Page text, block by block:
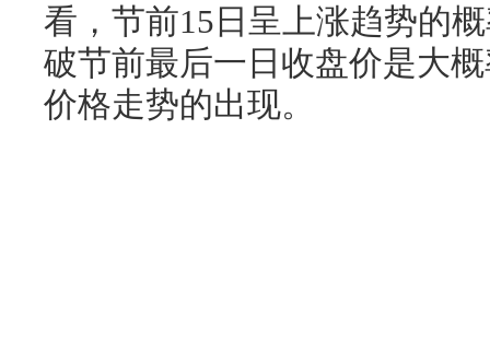
看，节前15日呈上涨趋势的
破节前最后一日收盘价是大
价格走势的出现。